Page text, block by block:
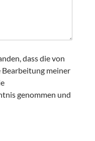
dass die von
meiner
genommen und